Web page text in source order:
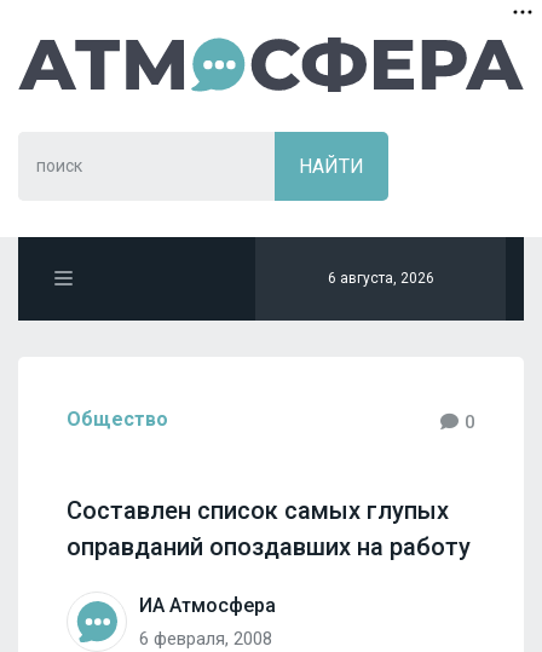
6 августа, 2026
Общество 0
Составлен список самых глупых
оправданий опоздавших на работу
ИА Атмосфера
6 февраля, 2008